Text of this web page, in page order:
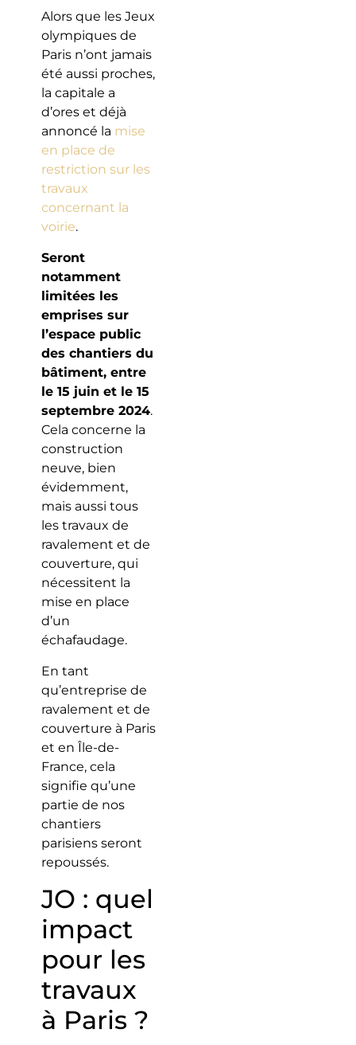
Alors que les Jeux
olympiques de
Paris n’ont jamais
été aussi proches,
la capitale a
d’ores et déjà
annoncé la mise
en place de
restriction sur les
travaux
concernant la
voirie.
Seront
notamment
limitées les
emprises sur
l’espace public
des chantiers du
bâtiment, entre
le 15 juin et le 15
septembre 2024.
Cela concerne la
construction
neuve, bien
évidemment,
mais aussi tous
les travaux de
ravalement et de
couverture, qui
nécessitent la
mise en place
d’un
échafaudage.
En tant
qu’entreprise de
ravalement et de
couverture à Paris
et en Île-de-
France, cela
signifie qu’une
partie de nos
chantiers
parisiens seront
repoussés.
JO : quel
impact
pour les
travaux
à Paris ?